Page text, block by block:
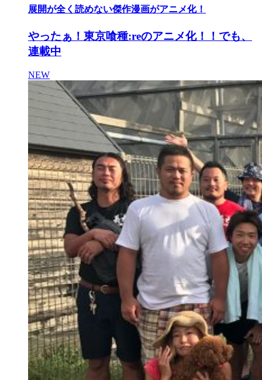
展開が全く読めない傑作漫画がアニメ化！
やったぁ！東京喰種:reのアニメ化！！でも、
連載中
NEW